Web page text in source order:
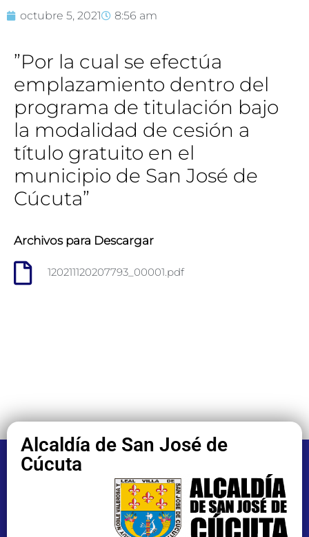
octubre 5, 2021 8:56 am
​”Por la cual se efectúa
emplazamiento dentro del
programa de titulación bajo
la modalidad de cesión a
título gratuito en el
municipio de San José de
Cúcuta”
Archivos para Descargar
120211120207793_00001.pdf
Alcaldía de San José de
Cúcuta